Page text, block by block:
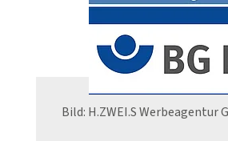
Bild: H.ZWEI.S Werbeagentur